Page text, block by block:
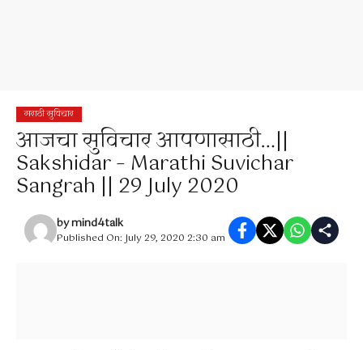
मराठी सुविचार
आजचा सुविचार आपणासाठी…||
Sakshidar – Marathi Suvichar
Sangrah || 29 July 2020
bymind4talk
Published On: July 29, 2020 2:30 am